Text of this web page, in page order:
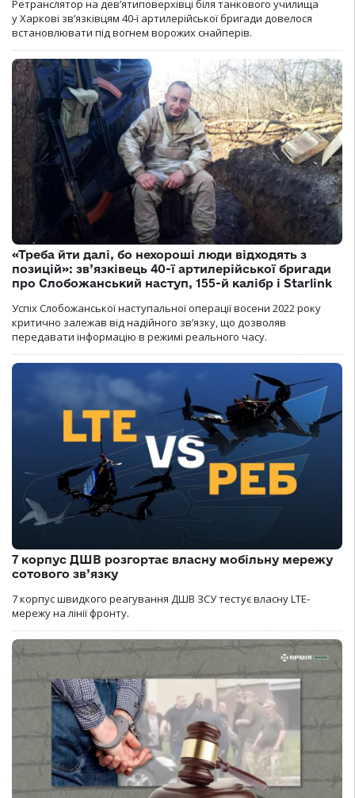
Ретранслятор на дев’ятиповерхівці біля танкового училища
у Харкові зв’язківцям 40-ї артилерійської бригади довелося
встановлювати під вогнем ворожих снайперів.
«Треба йти далі, бо нехороші люди відходять з
позицій»: зв’язківець 40-ї артилерійської бригади
про Слобожанський наступ, 155-й калібр і Starlink
Успіх Слобожанської наступальної операції восени 2022 року
критично залежав від надійного зв’язку, що дозволяв
передавати інформацію в режимі реального часу.
7 корпус ДШВ розгортає власну мобільну мережу
сотового зв’язку
7 корпус швидкого реагування ДШВ ЗСУ тестує власну LTE-
мережу на лінії фронту.